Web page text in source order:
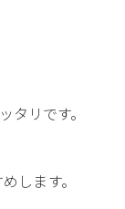
リです。
します。